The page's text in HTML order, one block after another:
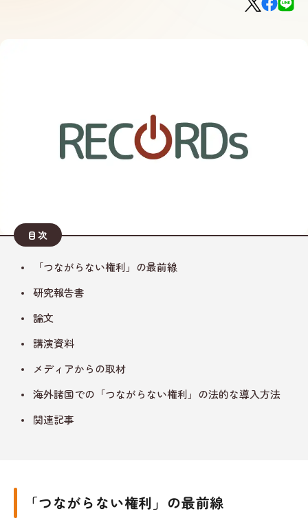
目次
「つながらない権利」の最前線
研究報告書
論文
講演資料
メディアからの取材
海外諸国での「つながらない権利」の法的な導入方法
関連記事
「つながらない権利」の最前線